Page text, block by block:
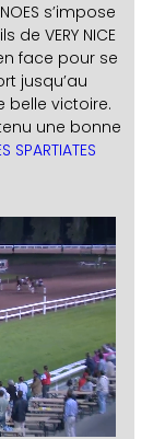
s’impose
de VERY NICE
face pour se
jusqu’au
belle victoire.
une bonne
SPARTIATES